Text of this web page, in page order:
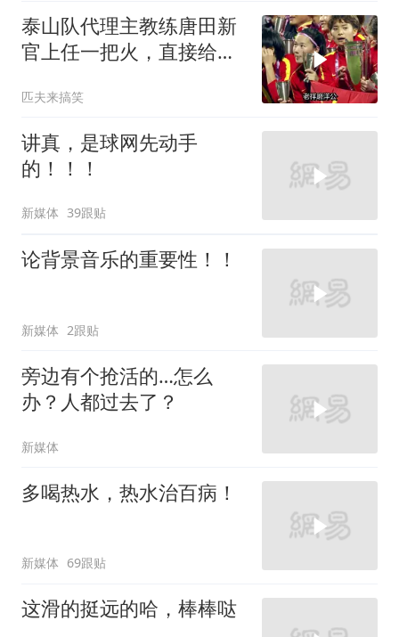
泰山队代理主教练唐田新
官上任一把火，直接给所
匹夫来搞笑
讲真，是球网先动手
的！！！
新媒体 39跟贴
论背景音乐的重要性！！
新媒体 2跟贴
旁边有个抢活的…怎么
办？人都过去了？
新媒体
多喝热水，热水治百病！
新媒体 69跟贴
这滑的挺远的哈，棒棒哒